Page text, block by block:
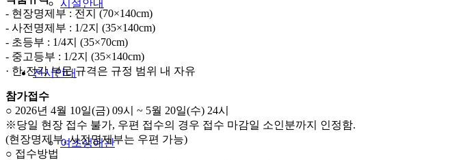
시설안내
전시안내
여초생애관
- 현장명제부 : 전지 (70×140cm)
- 사전명제부 : 1/2지 (35×140cm)
- 초등부 : 1/4지 (35×70cm)
- 중고등부 : 1/2지 (35×140cm)
· 한·전각 부문 규격은 규정 범위 내 자유
참가접수
○ 2026년 4월 10일(금) 09시 ~ 5월 20일(수) 24시
※당일 현장 접수 불가, 우편 접수의 경우 접수 마감일 소인분까지 인정함.
(현장명제부, 사전명제부는 우편 가능)
○ 접수방법